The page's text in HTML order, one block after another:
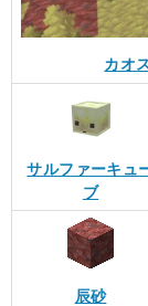
カオ
サルファーキュ
ブ
辰砂